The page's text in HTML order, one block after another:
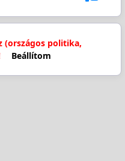
(országos politika,
Beállítom